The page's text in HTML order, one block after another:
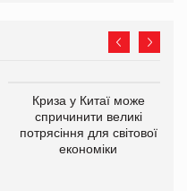
Криза у Китаї може
спричинити великі
потрясіння для світової
економіки